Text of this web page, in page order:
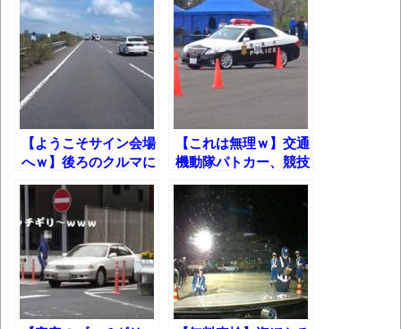
体験談：仕事で同じビルの中に入っている
グループ会社の嫁子 [ほのぼの]
葉月つばさちゃん、昔から見てるんだけど
かなりお姉さんになったね
壊れたエアコンと歌えないボク
バージョンアップ情報更新 AOMEI
Backupper Standard 8.3.0 などバージョンア
ップ
高嶋ちさ子、ダウン症の姉が暴行事件！事
件の一部始終と衝撃の結末
【呆然】北海道旅行ワイ「ウニイクラ丼特
盛で食うぞ！！！うおおおおおおお
【ようこそサイン会場
へｗ】後ろのクルマに
道を譲ったら……
【これは無理ｗ】交通
機動隊パトカー、競技
大会第一位の走りがヤ
バすぎる!!